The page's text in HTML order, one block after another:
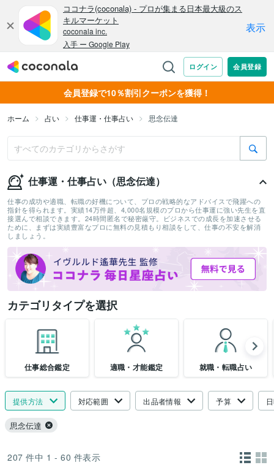
会員登録で10％割引クーポンを獲得！
ホーム 占い 仕事運・仕事占い 思念伝達
仕事運・仕事占い（思念伝達）
仕事の成功や適職、転職の好機について、プロの戦略的なアドバイスで飛躍への
指針を得られます。実績14万件超、4,000名規模のプロから仕事運に強い先生を直
接選んで相談できます。24時間匿名で秘密厳守。ビジネスでの成長を加速させる
ために、まずは実績豊富なプロに無料の見積もり相談をして、仕事の不安を解消
しましょう。
カテゴリタイプを選択
仕事総合鑑定 適職・才能鑑定 就職・転職占い
提供方法 対応範囲 出品者情報 予算
思念伝達
207 件中 1 - 60 件表示